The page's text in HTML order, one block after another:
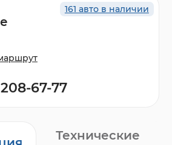
Технические
161 авто в наличии
67-77